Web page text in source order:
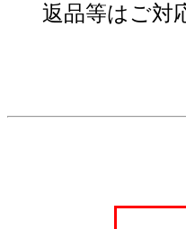
返品等はご対